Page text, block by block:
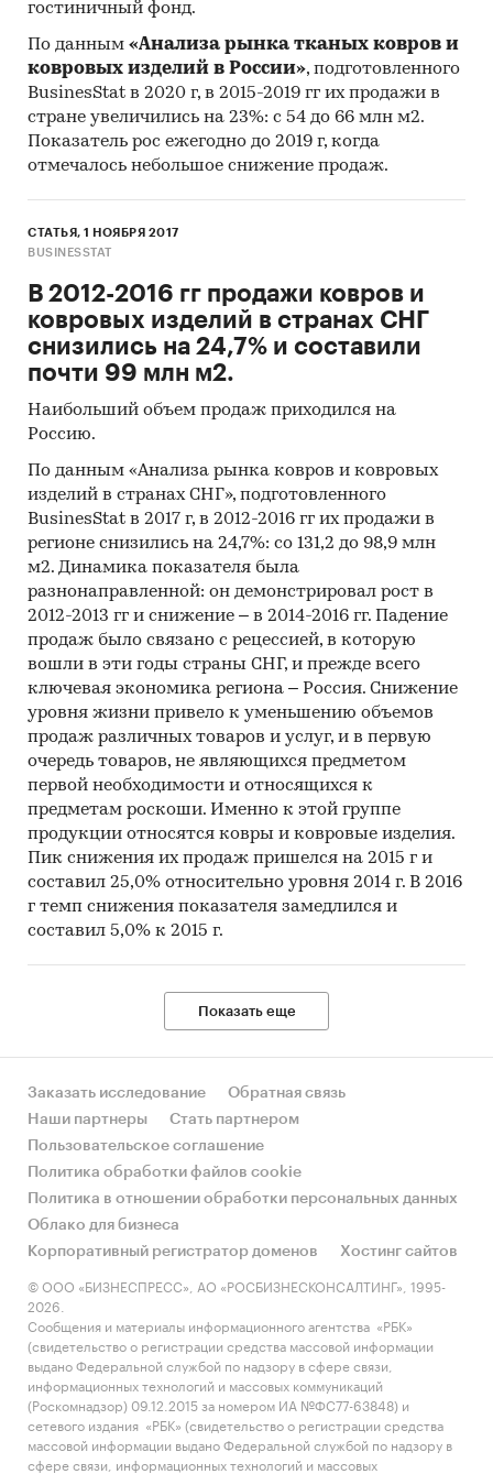
гостиничный фонд.
По данным «Анализа рынка тканых ковров и
ковровых изделий в России», подготовленного
BusinesStat в 2020 г, в 2015-2019 гг их продажи в
стране увеличились на 23%: с 54 до 66 млн м2.
Показатель рос ежегодно до 2019 г, когда
отмечалось небольшое снижение продаж.
СТАТЬЯ, 1 НОЯБРЯ 2017
BUSINESSTAT
В 2012-2016 гг продажи ковров и
ковровых изделий в странах СНГ
снизились на 24,7% и составили
почти 99 млн м2.
Наибольший объем продаж приходился на
Россию.
По данным «Анализа рынка ковров и ковровых
изделий в странах СНГ», подготовленного
BusinesStat в 2017 г, в 2012-2016 гг их продажи в
регионе снизились на 24,7%: со 131,2 до 98,9 млн
м2. Динамика показателя была
разнонаправленной: он демонстрировал рост в
2012-2013 гг и снижение – в 2014-2016 гг. Падение
продаж было связано с рецессией, в которую
вошли в эти годы страны СНГ, и прежде всего
ключевая экономика региона – Россия. Снижение
уровня жизни привело к уменьшению объемов
продаж различных товаров и услуг, и в первую
очередь товаров, не являющихся предметом
первой необходимости и относящихся к
предметам роскоши. Именно к этой группе
продукции относятся ковры и ковровые изделия.
Пик снижения их продаж пришелся на 2015 г и
составил 25,0% относительно уровня 2014 г. В 2016
г темп снижения показателя замедлился и
составил 5,0% к 2015 г.
Показать еще
Заказать исследование
Обратная связь
Наши партнеры
Стать партнером
Пользовательское соглашение
Политика обработки файлов cookie
Политика в отношении обработки персональных данных
Облако для бизнеса
Корпоративный регистратор доменов
Хостинг сайтов
© ООО «БИЗНЕСПРЕСС», АО «РОСБИЗНЕСКОНСАЛТИНГ», 1995-
2026.
Сообщения и материалы информационного агентства «РБК»
(свидетельство о регистрации средства массовой информации
выдано Федеральной службой по надзору в сфере связи,
информационных технологий и массовых коммуникаций
(Роскомнадзор) 09.12.2015 за номером ИА №ФС77-63848) и
сетевого издания «РБК» (свидетельство о регистрации средства
массовой информации выдано Федеральной службой по надзору в
сфере связи, информационных технологий и массовых